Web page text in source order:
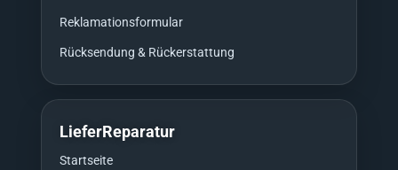
Reklamationsformular
Rücksendung & Rückerstattung
LieferReparatur
Startseite